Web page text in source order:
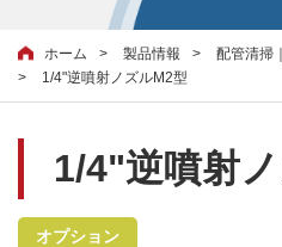
ホーム 製品情報
配管清掃
1/4"逆噴射ノズルM2型
1/4"逆噴射
オプション